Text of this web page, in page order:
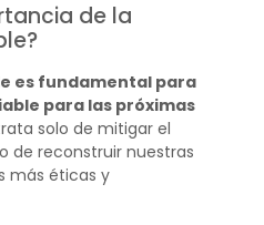
de la
es fundamental para
para las próximas
solo de mitigar el
de reconstruir nuestras
más éticas y